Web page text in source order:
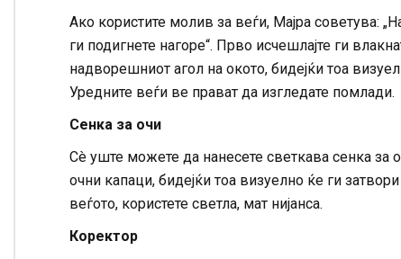
Ако користите молив за веѓи, Мајра советува:
ги подигнете нагоре“. Прво исчешлајте ги
надворешниот агол на окото, бидејќи тоа
Уредните веѓи ве прават да изгледате помлади.
Сенка за очи
Сè уште можете да нанесете светкава сенка за
очни капаци, бидејќи тоа визуелно ќе ги
веѓото, користете светла, мат нијанса.
Коректор